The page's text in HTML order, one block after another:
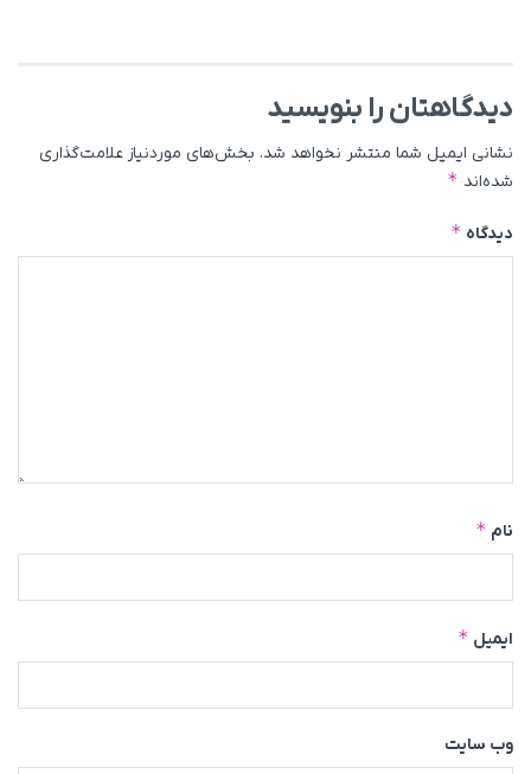
دیدگاهتان را بنویسید
نشانی ایمیل شما منتشر نخواهد شد. بخش‌های موردنیاز علامت‌گذاری
شده‌اند *
دیدگاه *
نام *
ایمیل *
وب‌ سایت